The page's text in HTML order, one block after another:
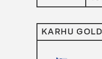
KARHU